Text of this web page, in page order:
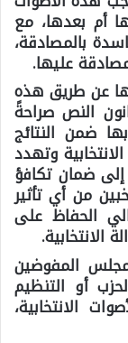
أم بعدها، مع
بالمصادقة،
عليها.
عن طريق هذه
النص صراحةً
ضمن النتائج
وتهدد
ضمان تكافؤ
من أي تأثير
الحفاظ على
الانتخابية.
المفوضين
أو التنظيم
الانتخابية،